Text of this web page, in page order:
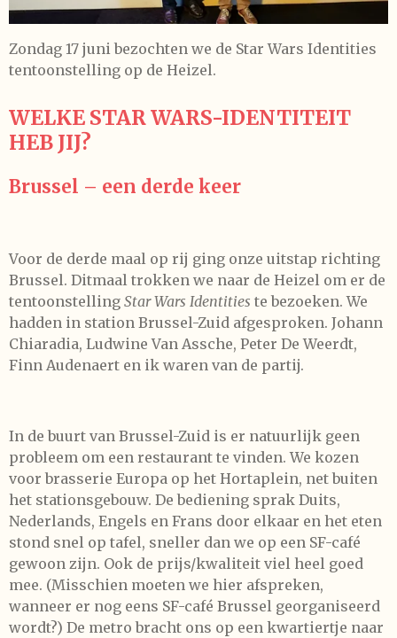
Zondag 17 juni bezochten we de Star Wars Identities
tentoonstelling op de Heizel.
WELKE STAR WARS-IDENTITEIT
HEB JIJ?
Brussel – een derde keer
Voor de derde maal op rij ging onze uitstap richting
Brussel. Ditmaal trokken we naar de Heizel om er de
tentoonstelling Star Wars Identities te bezoeken. We
hadden in station Brussel-Zuid afgesproken. Johann
Chiaradia, Ludwine Van Assche, Peter De Weerdt,
Finn Audenaert en ik waren van de partij.
In de buurt van Brussel-Zuid is er natuurlijk geen
probleem om een restaurant te vinden. We kozen
voor brasserie Europa op het Hortaplein, net buiten
het stationsgebouw. De bediening sprak Duits,
Nederlands, Engels en Frans door elkaar en het eten
stond snel op tafel, sneller dan we op een SF-café
gewoon zijn. Ook de prijs/kwaliteit viel heel goed
mee. (Misschien moeten we hier afspreken,
wanneer er nog eens SF-café Brussel georganiseerd
wordt?) De metro bracht ons op een kwartiertje naar